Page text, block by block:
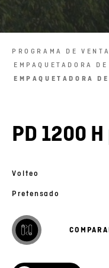
PROGRAMA DE
EMPAQUETADORA
EMPAQUETADORA
PD 1200
Volteo
Pretensado